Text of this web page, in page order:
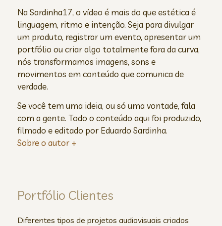
Na Sardinha17, o vídeo é mais do que estética é
linguagem, ritmo e intenção. Seja para divulgar
um produto, registrar um evento, apresentar um
portfólio ou criar algo totalmente fora da curva,
nós transformamos imagens, sons e
movimentos em conteúdo que comunica de
verdade.
Se você tem uma ideia, ou só uma vontade, fala
com a gente. Todo o conteúdo aqui foi produzido,
filmado e editado por Eduardo Sardinha.
Sobre o autor +
Portfólio Clientes
Diferentes tipos de projetos audiovisuais criados